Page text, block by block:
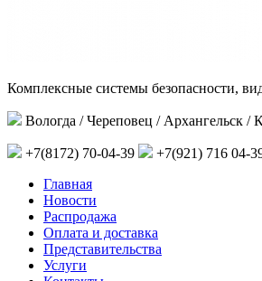
Комплексные системы безопасности,
Вологда / Череповец / Архангельск /
+7(8172) 70-04-39
+7(921) 716 04-
Главная
Новости
Распродажа
Оплата и доставка
Представительства
Услуги